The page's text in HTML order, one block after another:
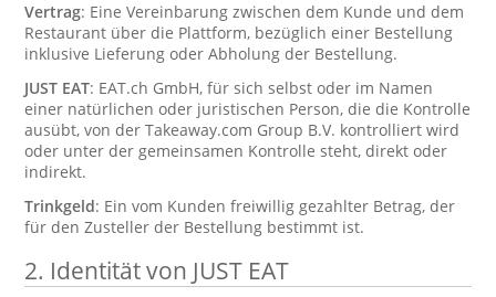
Vertrag: Eine Vereinbarung zwischen dem Kunde und dem
Restaurant über die Plattform, bezüglich einer Bestellung
inklusive Lieferung oder Abholung der Bestellung.
JUST EAT: EAT.ch GmbH, für sich selbst oder im Namen
einer natürlichen oder juristischen Person, die die Kontrolle
ausübt, von der Takeaway.com Group B.V. kontrolliert wird
oder unter der gemeinsamen Kontrolle steht, direkt oder
indirekt.
Trinkgeld: Ein vom Kunden freiwillig gezahlter Betrag, der
für den Zusteller der Bestellung bestimmt ist.
2. Identität von JUST EAT